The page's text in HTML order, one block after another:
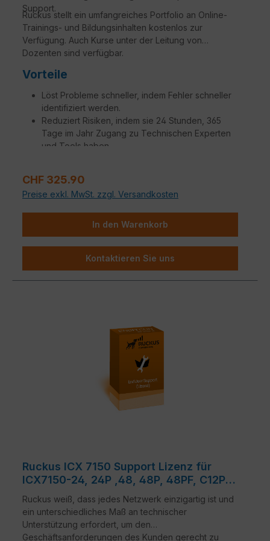
Support.
Ruckus stellt ein umfangreiches Portfolio an Online-
Trainings- und Bildungsinhalten kostenlos zur
Verfügung. Auch Kurse unter der Leitung von
Dozenten sind verfügbar.
Vorteile
Löst Probleme schneller, indem Fehler schneller
identifiziert werden.
Reduziert Risiken, indem sie 24 Stunden, 365
Tage im Jahr Zugang zu Technischen Experten
und Tools haben.
gerecht zu werden.
Steigerung der Betriebseffizienz, um
Ingenieure produktiver zu machen.
Zusätzliche Aufträge, die auf spezifische
Kundenbedürfnisse zugeschnitten sind, stehen
zur Verfügung.
Verkaufspreis:
CHF 325.90
Preise exkl. MwSt. zzgl. Versandkosten
In den Warenkorb
Kontaktieren Sie uns
Ruckus ICX 7150 Support Lizenz für
ICX7150-24, 24P ,48, 48P, 48PF, C12P,
C10ZP, -24F
Ruckus weiß, dass jedes Netzwerk einzigartig ist und
ein unterschiedliches Maß an technischer
Unterstützung erfordert, um den
Geschäftsanforderungen des Kunden gerecht zu